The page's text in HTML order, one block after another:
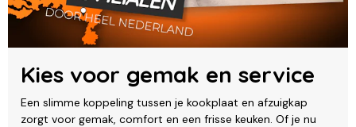
Kies voor gemak en service
Een slimme koppeling tussen je kookplaat en afzuigkap
zorgt voor gemak, comfort en een frisse keuken. Of je nu